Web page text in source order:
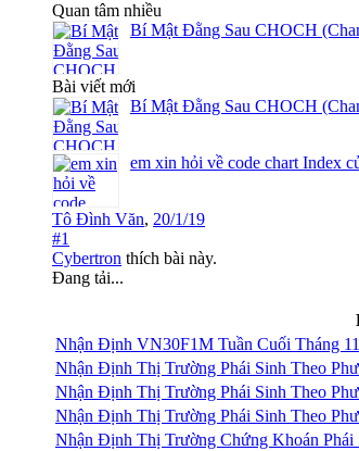
Quan tâm nhiều
Bí Mật Đằng Sau CHOCH
Bài viết mới
Bí Mật Đằng Sau CHOCH
em xin hỏi về code chart Index
Tô Đình Văn, 20/1/19
#1
Cybertron thích bài này.
Đang tải...
Nhận Định VN30F1M Tuần Cuối Tháng
Nhận Định Thị Trường Phái Sinh Theo
Nhận Định Thị Trường Phái Sinh Theo
Nhận Định Thị Trường Phái Sinh Theo
Nhận Định Thị Trường Chứng Khoán Phái